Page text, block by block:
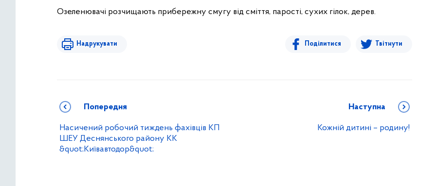
Озеленювачі розчищають прибережну смугу від сміття, парості, сухих гілок, дерев.
Надрукувати Поділитися Твітнути
Попередня
Насичений робочий тиждень фахівців КП
ШЕУ Деснянського району КК
&quot;Київавтодор&quot;
Наступна
Кожній дитині – родину!